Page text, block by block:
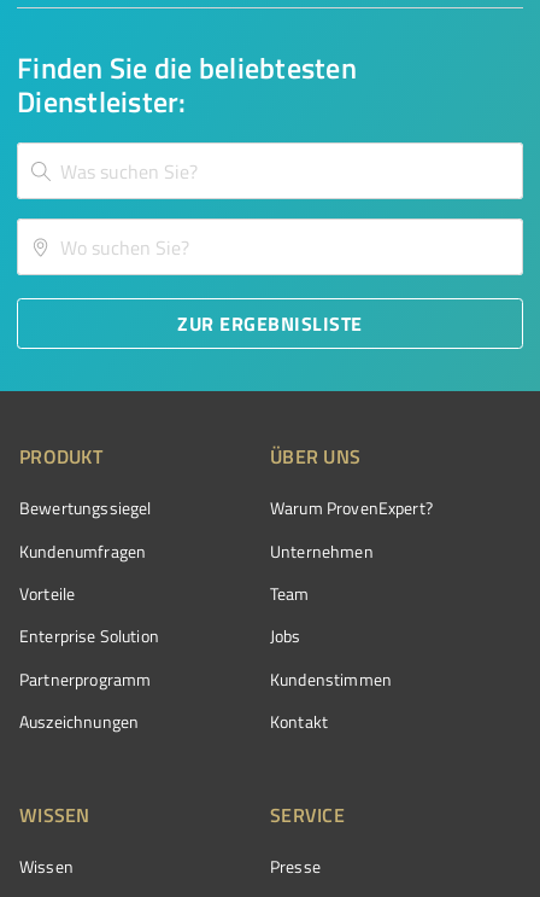
Finden Sie die beliebtesten
Dienstleister:
ZUR ERGEBNISLISTE
PRODUKT
Bewertungssiegel
Kundenumfragen
Vorteile
Enterprise Solution
Partnerprogramm
Auszeichnungen
ÜBER UNS
Warum ProvenExpert?
Unternehmen
Team
Jobs
Kundenstimmen
Kontakt
WISSEN
Wissen
SERVICE
Presse